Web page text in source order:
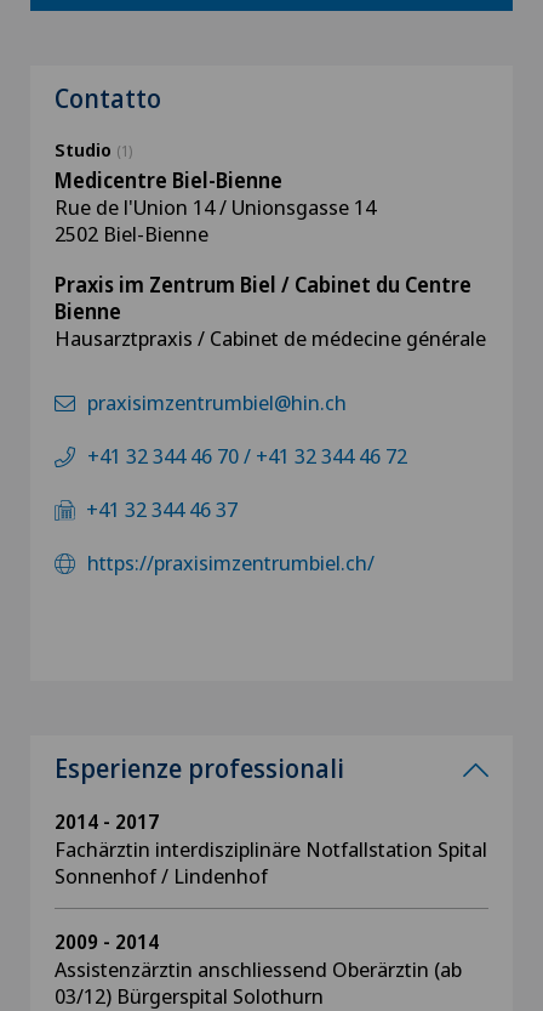
Contatto
Studio (1)
Medicentre Biel-Bienne
Rue de l'Union 14 / Unionsgasse 14
2502 Biel-Bienne
Praxis im Zentrum Biel / Cabinet du Centre
Bienne
Hausarztpraxis / Cabinet de médecine générale
praxisimzentrumbiel@hin.ch
+41 32 344 46 70 / +41 32 344 46 72
+41 32 344 46 37
https://praxisimzentrumbiel.ch/
Esperienze professionali
2014 - 2017
Fachärztin interdisziplinäre Notfallstation Spital
Sonnenhof / Lindenhof
2009 - 2014
Assistenzärztin anschliessend Oberärztin (ab
03/12) Bürgerspital Solothurn